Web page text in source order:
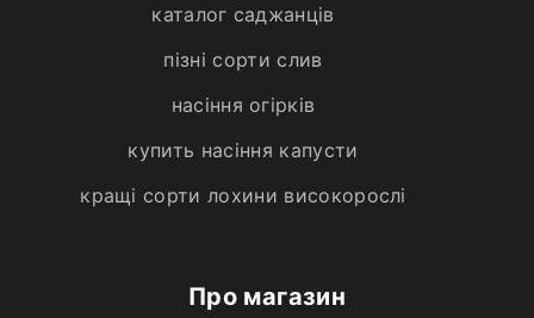
каталог саджанців
пізні сорти слив
насіння огірків
купить насіння капусти
кращі сорти лохини високорослі
Про магазин